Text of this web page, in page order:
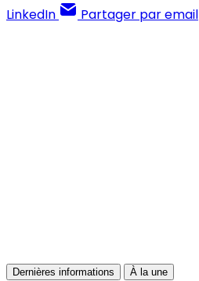
LinkedIn
Partager par email
Dernières informations À la une